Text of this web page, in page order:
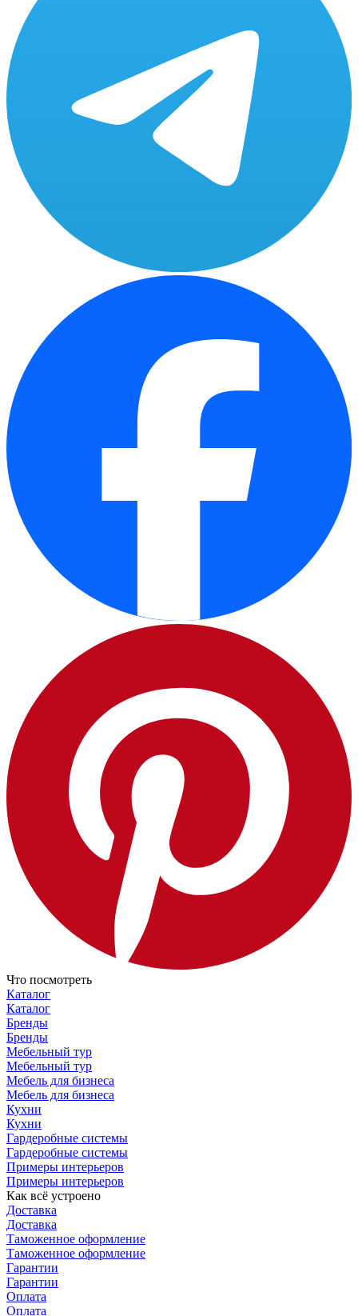
Что посмотреть
Каталог
Каталог
Бренды
Бренды
Мебельный тур
Мебельный тур
Мебель для бизнеса
Мебель для бизнеса
Кухни
Кухни
Гардеробные системы
Гардеробные системы
Примеры интерьеров
Примеры интерьеров
Как всё устроено
Доставка
Доставка
Таможенное оформление
Таможенное оформление
Гарантии
Гарантии
Оплата
Оплата